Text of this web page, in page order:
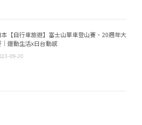
本【自行車旅遊】富士山單車登山賽、20週年大
｜運動生活x日台動感
09-20